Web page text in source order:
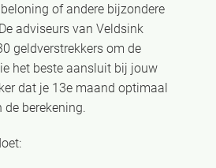
of andere bijzondere
adviseurs van Veldsink
geldverstrekkers om de
het beste aansluit bij jouw
dat je 13e maand optimaal
berekening.